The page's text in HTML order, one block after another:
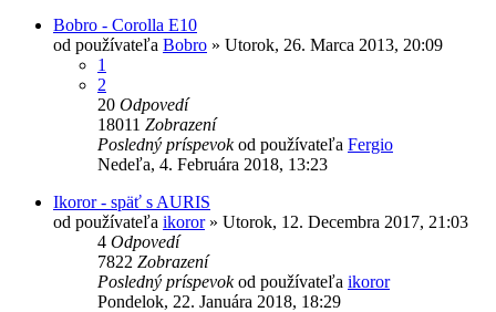
Bobro - Corolla E10
od používateľa Bobro » Utorok, 26. Marca 2013, 20:09
1
2
20 Odpovedí
18011 Zobrazení
Posledný príspevokod používateľa Fergio
Nedeľa, 4. Februára 2018, 13:23
Ikoror - späť s AURIS
od používateľa ikoror» Utorok, 12. Decembra 2017, 21:03
4 Odpovedí
7822 Zobrazení
Posledný príspevokod používateľa ikoror
Pondelok, 22. Januára 2018, 18:29